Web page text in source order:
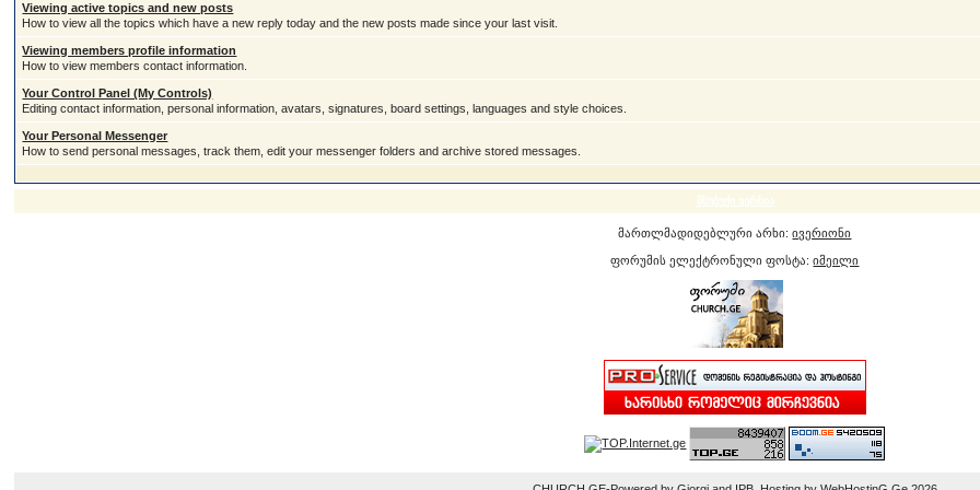
Viewing active topics and new posts
How to view all the topics which have a new reply today and the new posts made since your last visit.
Viewing members profile information
How to view members contact information.
Your Control Panel (My Controls)
Editing contact information, personal information, avatars, signatures, board settings, languages and style choices.
Your Personal Messenger
How to send personal messages, track them, edit your messenger folders and archive stored messages.
მსუბუქი ვერსია
მართლმადიდებლური არხი:ივერიონი
ფორუმის ელექტრონული ფოსტა:იმეილი